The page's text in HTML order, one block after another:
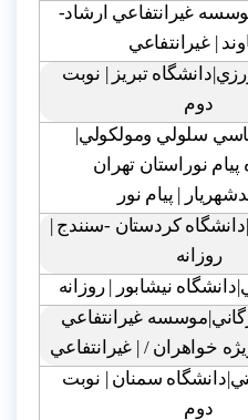
غيرانتفاعي ارشاد-
| غيرانتفاعي
تبريز | نوبت
دوم
سلولي ومولکولي|
پيام نوراستان تهران
| پيام نور
کردستان -سنندج |
روزانه
نيشابور | روزانه
غيرانتفاعي
خواهران / | غيرانتفاعي
سمنان | نوبت
دوم